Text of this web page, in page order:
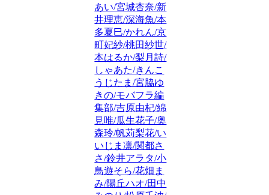
あい/宮城杏奈/新
井理恵/深海魚/本
多夏巳/かれん/京
町妃紗/桃田紗世/
本はるか/梨月詩/
しゃあた/きんこ
うじたま/宮脇ゆ
きの/モバフラ編
集部/吉原由杞/綿
見唯/瓜生花子/奥
森玲/帆苅梨花/い
いじま凛/関都さ
さ/鈴井アラタ/小
鳥遊そら/花畑ま
み/陽丘ハオ/田中